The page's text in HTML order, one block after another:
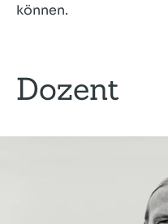
können.
Dozent